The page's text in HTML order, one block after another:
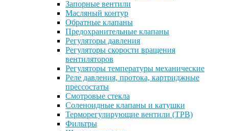
Запорные вентили
Масляный контур
Обратные клапаны
Предохранительные клапаны
Регуляторы давления
Регуляторы скорости вращения
вентиляторов
Регуляторы температуры механические
Реле давления, протока, картриджные
прессостаты
Смотровые стекла
Соленоидные клапаны и катушки
Терморегулирующие вентили (ТРВ)
Фильтры